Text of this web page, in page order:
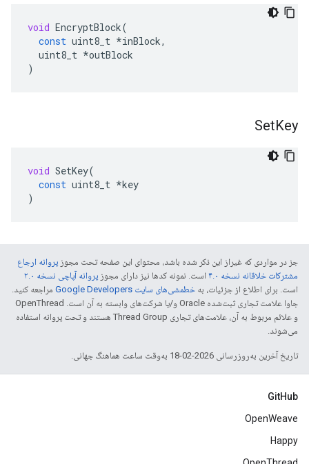
void EncryptBlock(
const uint8_t *inBlock,
uint8_t *outBlock
)
SetKey
void SetKey(
const uint8_t *key
)
جز در مواردی که غیراز این ذکر شده باشد، محتوای این صفحه تحت مجوز پروانه ارجاع
مشترکات خلاقانه نسخه ۴.۰
است. نمونه کدها نیز دارای مجوز پروانه آپاچی نسخه ۲.۰
است. برای اطلاع از جزئیات، به خطمشی‌های سایت Google Developers‏
مراجعه کنید.
جاوا علامت تجاری ثبت‌شده Oracle و/یا شرکت‌های وابسته به آن است. ‫OpenThread
و علائم مربوط به آن، علامت‌های تجاری Thread Group هستند و تحت پروانه استفاده
می‌شوند.
تاریخ آخرین به‌روزرسانی 2026-02-18 به‌وقت ساعت هماهنگ جهانی.
GitHub
OpenWeave
Happy